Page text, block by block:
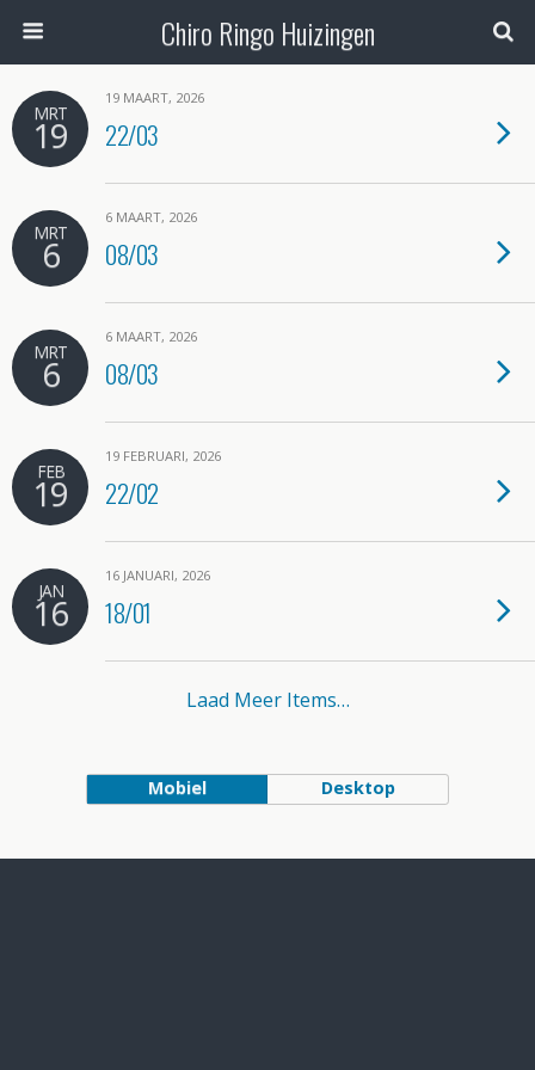
Chiro Ringo Huizingen
MRT
19
19 MAART, 2026
22/03
MRT
6
6 MAART, 2026
08/03
MRT
6
6 MAART, 2026
08/03
FEB
19
19 FEBRUARI, 2026
22/02
JAN
16
16 JANUARI, 2026
18/01
Laad Meer Items…
Mobiel Desktop